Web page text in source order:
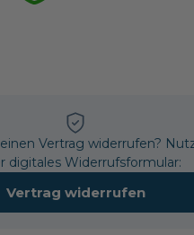
Vertrag widerrufen?
digitales Widerrufsformular:
Vertrag widerrufen